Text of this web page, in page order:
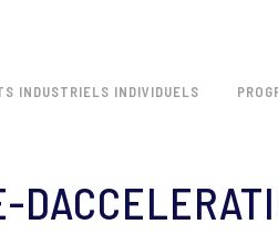
INDUSTRIELS INDIVIDUELS